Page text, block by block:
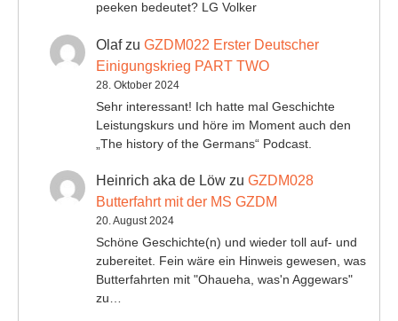
peeken bedeutet? LG Volker
Olafzu GZDM022 Erster Deutscher
Einigungskrieg PART TWO
28. Oktober 2024
Sehr interessant! Ich hatte mal Geschichte
Leistungskurs und höre im Moment auch den
„The history of the Germans“ Podcast.
Heinrich aka de Löw zu GZDM028
Butterfahrt mit der MS GZDM
20. August 2024
Schöne Geschichte(n) und wieder toll auf- und
zubereitet. Fein wäre ein Hinweis gewesen, was
Butterfahrten mit "Ohaueha, was'n Aggewars"
zu…